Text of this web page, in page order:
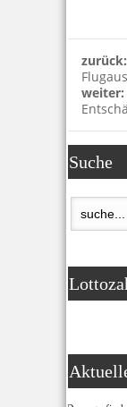
zurück:
weiter:
Suche